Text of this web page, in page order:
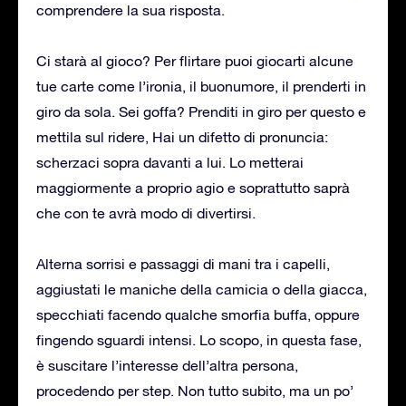
comprendere la sua risposta.
Ci starà al gioco? Per flirtare puoi giocarti alcune
tue carte come l’ironia, il buonumore, il prenderti in
giro da sola. Sei goffa? Prenditi in giro per questo e
mettila sul ridere, Hai un difetto di pronuncia:
scherzaci sopra davanti a lui. Lo metterai
maggiormente a proprio agio e soprattutto saprà
che con te avrà modo di divertirsi.
Alterna sorrisi e passaggi di mani tra i capelli,
aggiustati le maniche della camicia o della giacca,
specchiati facendo qualche smorfia buffa, oppure
fingendo sguardi intensi. Lo scopo, in questa fase,
è suscitare l’interesse dell’altra persona,
procedendo per step. Non tutto subito, ma un po’